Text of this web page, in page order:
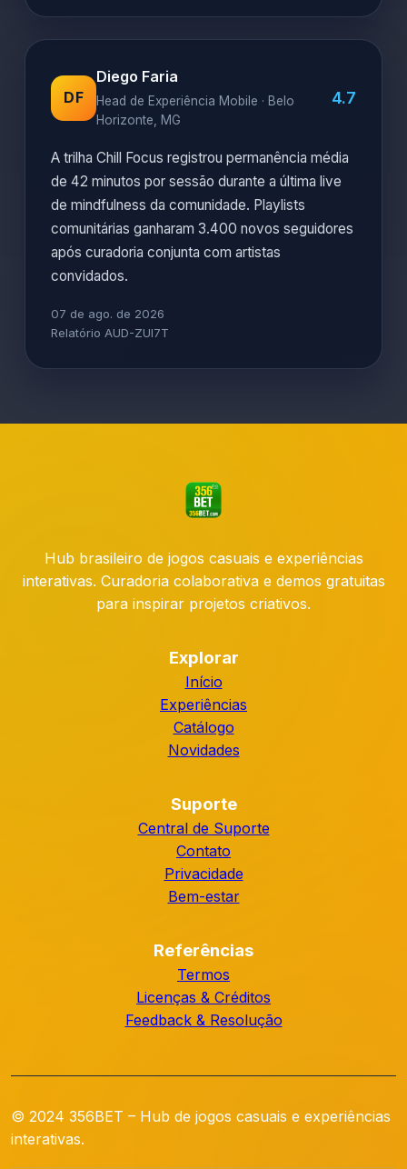
DF
Diego Faria
Head de Experiência Mobile · Belo
Horizonte, MG
4.7
A trilha Chill Focus registrou permanência média
de 42 minutos por sessão durante a última live
de mindfulness da comunidade. Playlists
comunitárias ganharam 3.400 novos seguidores
após curadoria conjunta com artistas
convidados.
07 de ago. de 2026
Relatório AUD-ZUI7T
Hub brasileiro de jogos casuais e experiências
interativas. Curadoria colaborativa e demos gratuitas
para inspirar projetos criativos.
Explorar
Início
Experiências
Catálogo
Novidades
Suporte
Central de Suporte
Contato
Privacidade
Bem-estar
Referências
Termos
Licenças & Créditos
Feedback & Resolução
© 2024 356BET – Hub de jogos casuais e experiências
interativas.